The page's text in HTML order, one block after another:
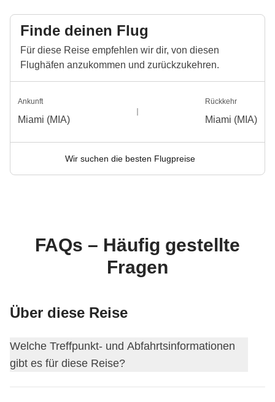
Finde deinen Flug
Für diese Reise empfehlen wir dir, von diesen
Flughäfen anzukommen und zurückzukehren.
Ankunft
Miami (MIA)
Rückkehr
Miami (MIA)
Wir suchen die besten Flugpreise
FAQs – Häufig gestellte
Fragen
Über diese Reise
Welche Treffpunkt- und Abfahrtsinformationen
gibt es für diese Reise?